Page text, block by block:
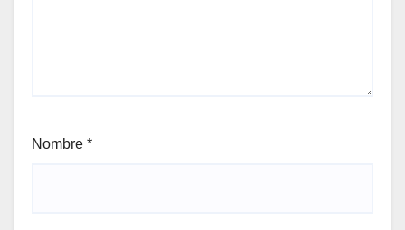
Nombre *